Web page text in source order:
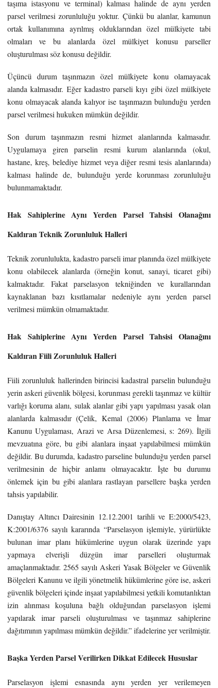
taşıma istasyonu ve terminal) kalması halinde de aynı yerden
parsel verilmesi zorunluluğu yoktur. Çünkü bu alanlar, kamunun
ortak kullanımına ayrılmış olduklarından özel mülkiyete tabi
olmaları ve bu alanlarda özel mülkiyet konusu parseller
oluşturulması söz konusu değildir.
Üçüncü durum taşınmazın özel mülkiyete konu olamayacak
alanda kalmasıdır. Eğer kadastro parseli kıyı gibi özel mülkiyete
konu olmayacak alanda kalıyor ise taşınmazın bulunduğu yerden
parsel verilmesi hukuken mümkün değildir.
Son durum taşınmazın resmi hizmet alanlarında kalmasıdır.
Uygulamaya giren parselin resmi kurum alanlarında (okul,
hastane, kreş, belediye hizmet veya diğer resmi tesis alanlarında)
kalması halinde de, bulunduğu yerde korunması zorunluluğu
bulunmamaktadır.
Hak Sahiplerine Aynı Yerden Parsel Tahsisi Olanağını
Kaldıran Teknik Zorunluluk Halleri
Teknik zorunlulukta, kadastro parseli imar planında özel mülkiyete
konu olabilecek alanlarda (örneğin konut, sanayi, ticaret gibi)
kalmaktadır. Fakat parselasyon tekniğinden ve kurallarından
kaynaklanan bazı kısıtlamalar nedeniyle aynı yerden parsel
verilmesi mümkün olmamaktadır.
Hak Sahiplerine Aynı Yerden Parsel Tahsisi Olanağını
Kaldıran Fiili Zorunluluk Halleri
Fiili zorunluluk hallerinden birincisi kadastral parselin bulunduğu
yerin askeri güvenlik bölgesi, korunması gerekli taşınmaz ve kültür
varlığı koruma alanı, sulak alanlar gibi yapı yapılması yasak olan
alanlarda kalmasıdır (Çelik, Kemal (2006) Planlama ve İmar
Kanunu Uygulaması, Arazi ve Arsa Düzenlemesi, s: 269). İlgili
mevzuatına göre, bu gibi alanlara inşaat yapılabilmesi mümkün
değildir. Bu durumda, kadastro parseline bulunduğu yerden parsel
verilmesinin de hiçbir anlamı olmayacaktır. İşte bu durumu
önlemek için bu gibi alanlara rastlayan parsellere başka yerden
tahsis yapılabilir.
Danıştay Altıncı Dairesinin 12.12.2001 tarihli ve E:2000/5423,
K:2001/6376 sayılı kararında “Parselasyon işlemiyle, yürürlükte
bulunan imar planı hükümlerine uygun olarak üzerinde yapı
yapmaya elverişli düzgün imar parselleri oluşturmak
amaçlanmaktadır. 2565 sayılı Askeri Yasak Bölgeler ve Güvenlik
Bölgeleri Kanunu ve ilgili yönetmelik hükümlerine göre ise, askeri
güvenlik bölgeleri içinde inşaat yapılabilmesi yetkili komutanlıktan
izin alınması koşuluna bağlı olduğundan parselasyon işlemi
yapılarak imar parseli oluşturulması ve taşınmaz sahiplerine
dağıtımının yapılması mümkün değildir.” ifadelerine yer verilmiştir.
Başka Yerden Parsel Verilirken Dikkat Edilecek Hususlar
Parselasyon işlemi esnasında aynı yerden yer verilemeyen